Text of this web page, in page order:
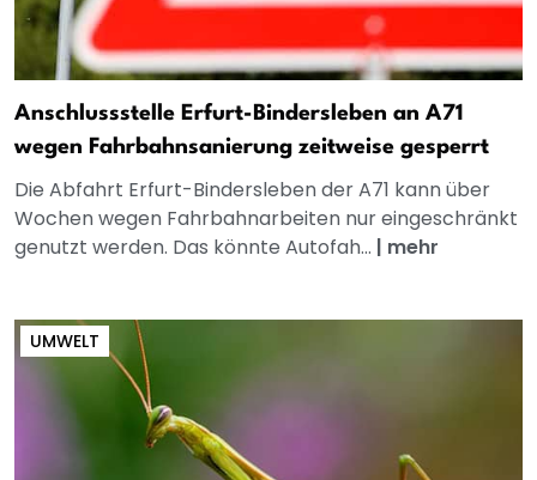
Anschlussstelle Erfurt-Bindersleben an A71
wegen Fahrbahnsanierung zeitweise gesperrt
Die Abfahrt Erfurt-Bindersleben der A71 kann über
Wochen wegen Fahrbahnarbeiten nur eingeschränkt
genutzt werden. Das könnte Autofah... | mehr
UMWELT